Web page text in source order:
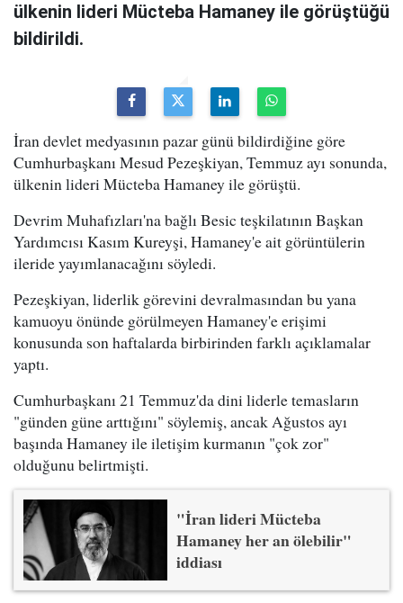
ülkenin lideri Mücteba Hamaney ile görüştüğü
bildirildi.
İran devlet medyasının pazar günü bildirdiğine göre
Cumhurbaşkanı Mesud Pezeşkiyan, Temmuz ayı sonunda,
ülkenin lideri Mücteba Hamaney ile görüştü.
Devrim Muhafızları'na bağlı Besic teşkilatının Başkan
Yardımcısı Kasım Kureyşi, Hamaney'e ait görüntülerin
ileride yayımlanacağını söyledi.
Pezeşkiyan, liderlik görevini devralmasından bu yana
kamuoyu önünde görülmeyen Hamaney'e erişimi
konusunda son haftalarda birbirinden farklı açıklamalar
yaptı.
Cumhurbaşkanı 21 Temmuz'da dini liderle temasların
"günden güne arttığını" söylemiş, ancak Ağustos ayı
başında Hamaney ile iletişim kurmanın "çok zor"
olduğunu belirtmişti.
"İran lideri Mücteba
Hamaney her an ölebilir"
iddiası